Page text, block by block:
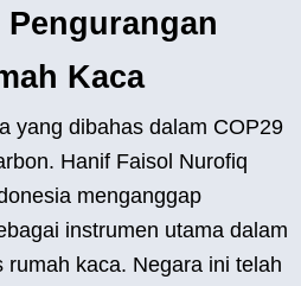
Kaca
yang dibahas dalam COP29
Hanif Faisol Nurofiq
menganggap
instrumen utama dalam
rumah kaca. Negara ini telah